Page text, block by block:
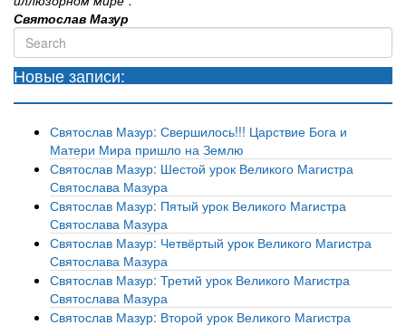
Святослав Мазур
Search
for:
Новые записи:
Святослав Мазур: Свершилось!!! Царствие Бога и
Матери Мира пришло на Землю
Святослав Мазур: Шестой урок Великого Магистра
Святослава Мазура
Святослав Мазур: Пятый урок Великого Магистра
Святослава Мазура
Святослав Мазур: Четвёртый урок Великого Магистра
Святослава Мазура
Святослав Мазур: Третий урок Великого Магистра
Святослава Мазура
Святослав Мазур: Второй урок Великого Магистра